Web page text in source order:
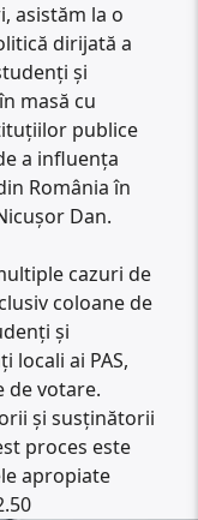
asistăm la o
dirijată a
și
masă cu
publice
a influența
România în
Dan.
cazuri de
coloane de
și
locali ai PAS,
de votare.
și susținătorii
proces este
apropiate
Player